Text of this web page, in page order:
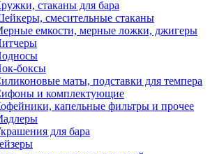
стаканы для бара
смесительные стаканы
емкости, мерные ложки, джигеры
боксы
маты, подставки для темпера
и комплектующие
капельные фильтры и прочее
для бара